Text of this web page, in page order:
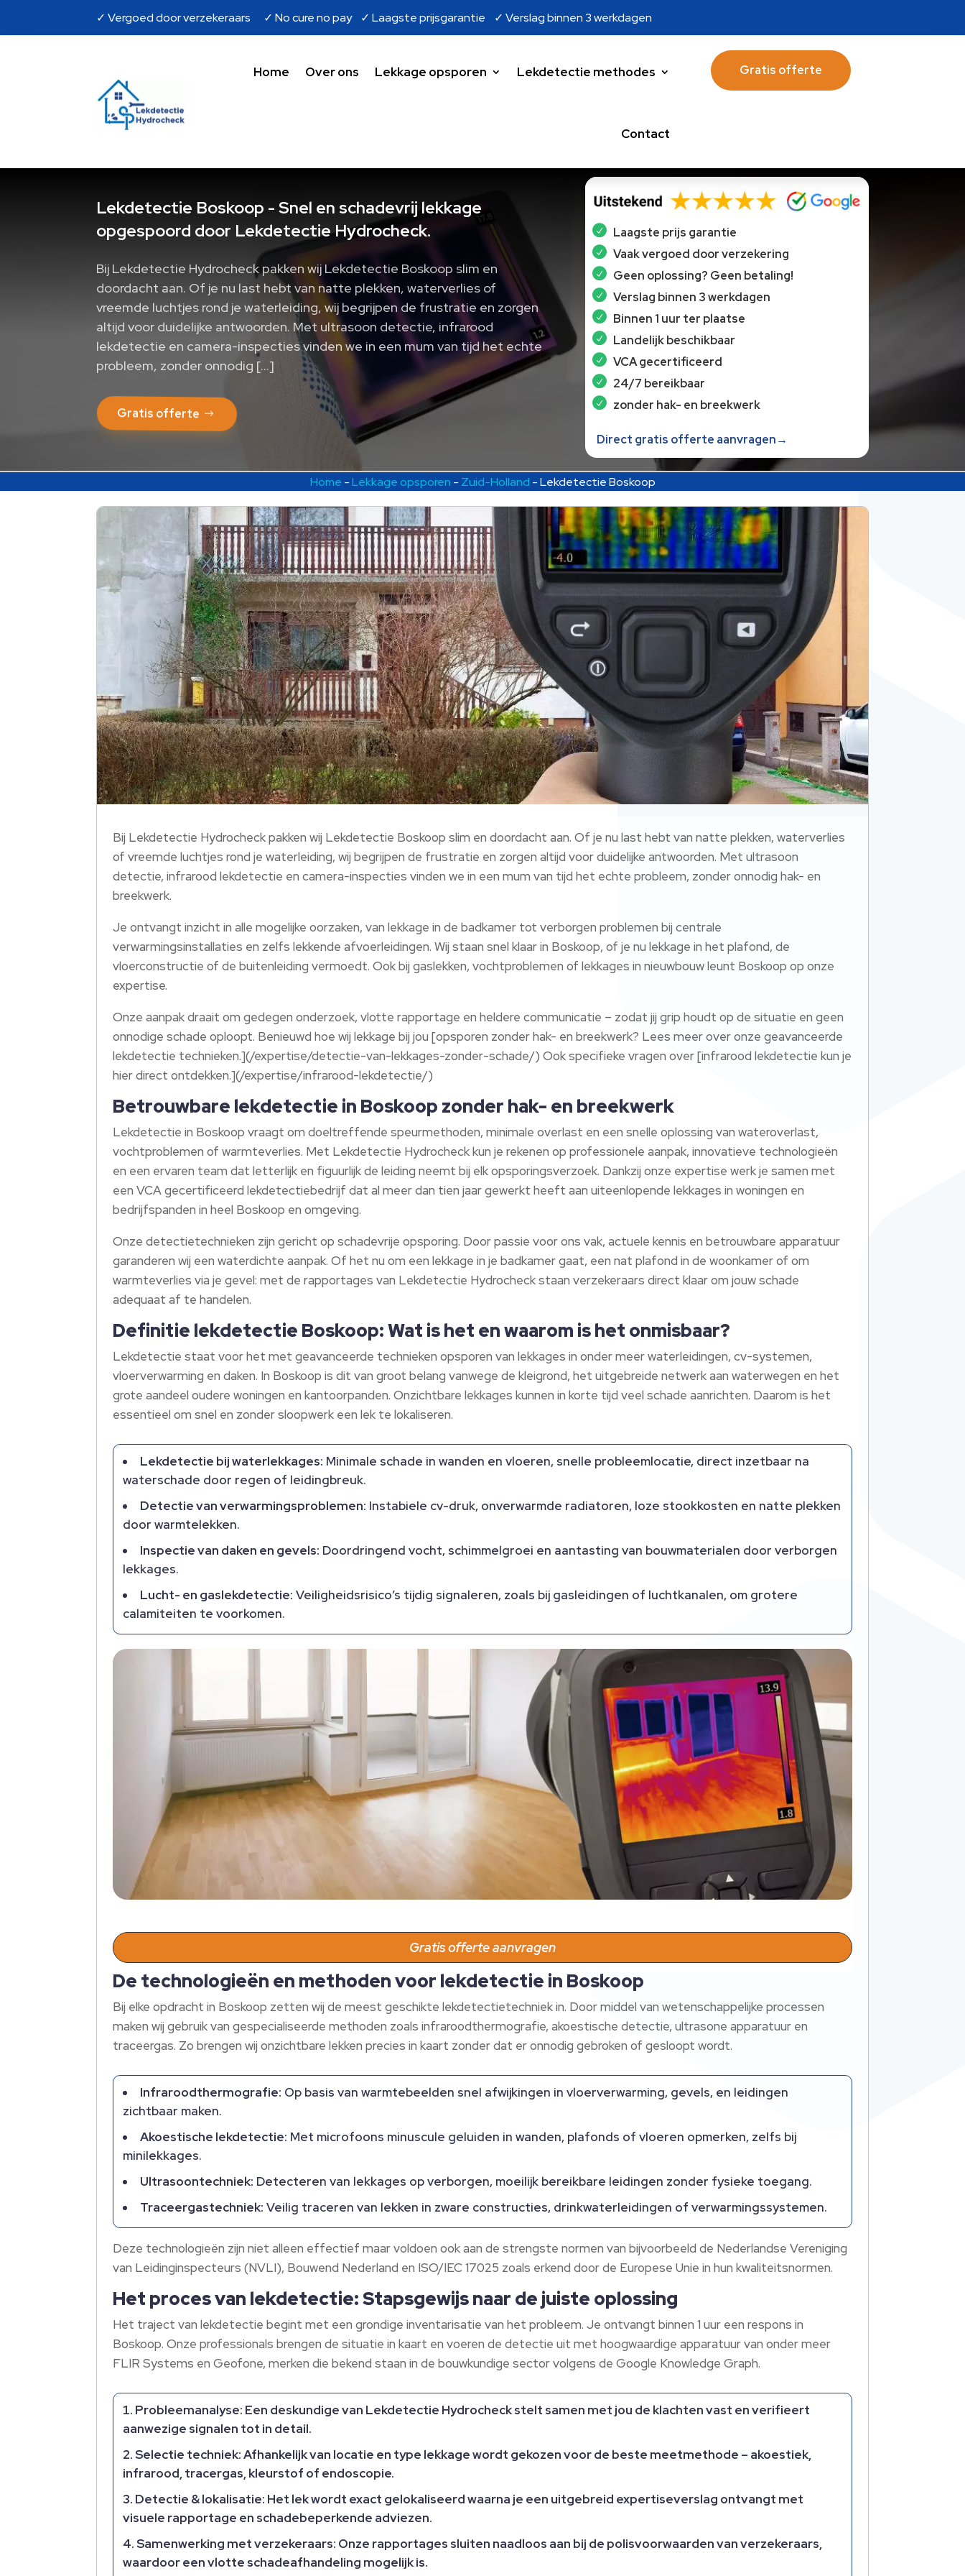
✓ Vergoed door verzekeraars ✓ No cure no pay ✓ Laagste prijsgarantie ✓ Verslag binnen 3 werkdagen
Home Over ons Lekkage opsporen Lekdetectie methodes
Contact
Gratis offerte
Lekdetectie Boskoop - Snel en schadevrij lekkage
opgespoord door Lekdetectie Hydrocheck.
Bij Lekdetectie Hydrocheck pakken wij Lekdetectie Boskoop slim en
doordacht aan.​ Of je nu last hebt van natte plekken, waterverlies of
vreemde luchtjes rond je waterleiding, wij begrijpen de frustratie en zorgen
altijd voor duidelijke antwoorden.​ Met ultrasoon detectie, infrarood
lekdetectie en camera-inspecties vinden we in een mum van tijd het echte
probleem, zonder onnodig […]
Gratis offerte
Laagste prijs garantie
Vaak vergoed door verzekering
Geen oplossing? Geen betaling!
Verslag binnen 3 werkdagen
Binnen 1 uur ter plaatse
Landelijk beschikbaar
VCA gecertificeerd
24/7 bereikbaar
zonder hak- en breekwerk
Direct gratis offerte aanvragen→
Home -Lekkage opsporen - Zuid-Holland -Lekdetectie Boskoop
Bij Lekdetectie Hydrocheck pakken wij Lekdetectie Boskoop slim en doordacht aan.​ Of je nu last hebt van natte plekken, waterverlies
of vreemde luchtjes rond je waterleiding, wij begrijpen de frustratie en zorgen altijd voor duidelijke antwoorden.​ Met ultrasoon
detectie, infrarood lekdetectie en camera-inspecties vinden we in een mum van tijd het echte probleem, zonder onnodig hak- en
breekwerk.​
Je ontvangt inzicht in alle mogelijke oorzaken, van lekkage in de badkamer tot verborgen problemen bij centrale
verwarmingsinstallaties en zelfs lekkende afvoerleidingen.​ Wij staan snel klaar in Boskoop, of je nu lekkage in het plafond, de
vloerconstructie of de buitenleiding vermoedt.​ Ook bij gaslekken, vochtproblemen of lekkages in nieuwbouw leunt Boskoop op onze
expertise.​
Onze aanpak draait om gedegen onderzoek, vlotte rapportage en heldere communicatie – zodat jij grip houdt op de situatie en geen
onnodige schade oploopt.​ Benieuwd hoe wij lekkage bij jou [opsporen zonder hak- en breekwerk? Lees meer over onze geavanceerde
lekdetectie technieken.​](/expertise/detectie-van-lekkages-zonder-schade/) Ook specifieke vragen over [infrarood lekdetectie kun je
hier direct ontdekken.​](/expertise/infrarood-lekdetectie/)
Betrouwbare lekdetectie in Boskoop zonder hak- en breekwerk
Lekdetectie in Boskoop vraagt om doeltreffende speurmethoden, minimale overlast en een snelle oplossing van wateroverlast,
vochtproblemen of warmteverlies.​ Met Lekdetectie Hydrocheck kun je rekenen op professionele aanpak, innovatieve technologieën
en een ervaren team dat letterlijk en figuurlijk de leiding neemt bij elk opsporingsverzoek.​ Dankzij onze expertise werk je samen met
een VCA gecertificeerd lekdetectiebedrijf dat al meer dan tien jaar gewerkt heeft aan uiteenlopende lekkages in woningen en
bedrijfspanden in heel Boskoop en omgeving.​
Onze detectietechnieken zijn gericht op schadevrije opsporing.​ Door passie voor ons vak, actuele kennis en betrouwbare apparatuur
garanderen wij een waterdichte aanpak.​ Of het nu om een lekkage in je badkamer gaat, een nat plafond in de woonkamer of om
warmteverlies via je gevel: met de rapportages van Lekdetectie Hydrocheck staan verzekeraars direct klaar om jouw schade
adequaat af te handelen.​
Definitie lekdetectie Boskoop: Wat is het en waarom is het onmisbaar?
Lekdetectie staat voor het met geavanceerde technieken opsporen van lekkages in onder meer waterleidingen, cv-systemen,
vloerverwarming en daken.​ In Boskoop is dit van groot belang vanwege de kleigrond, het uitgebreide netwerk aan waterwegen en het
grote aandeel oudere woningen en kantoorpanden.​ Onzichtbare lekkages kunnen in korte tijd veel schade aanrichten.​ Daarom is het
essentieel om snel en zonder sloopwerk een lek te lokaliseren.​
Lekdetectie bij waterlekkages: Minimale schade in wanden en vloeren, snelle probleemlocatie, direct inzetbaar na
waterschade door regen of leidingbreuk.​
Detectie van verwarmingsproblemen: Instabiele cv-druk, onverwarmde radiatoren, loze stookkosten en natte plekken
door warmtelekken.​
Inspectie van daken en gevels: Doordringend vocht, schimmelgroei en aantasting van bouwmaterialen door verborgen
lekkages.​
Lucht- en gaslekdetectie: Veiligheidsrisico’s tijdig signaleren, zoals bij gasleidingen of luchtkanalen, om grotere
calamiteiten te voorkomen.​
Gratis offerte aanvragen
De technologieën en methoden voor lekdetectie in Boskoop
Bij elke opdracht in Boskoop zetten wij de meest geschikte lekdetectietechniek in.​ Door middel van wetenschappelijke processen
maken wij gebruik van gespecialiseerde methoden zoals infraroodthermografie, akoestische detectie, ultrasone apparatuur en
traceergas.​ Zo brengen wij onzichtbare lekken precies in kaart zonder dat er onnodig gebroken of gesloopt wordt.​
Infraroodthermografie: Op basis van warmtebeelden snel afwijkingen in vloerverwarming, gevels, en leidingen
zichtbaar maken.​
Akoestische lekdetectie: Met microfoons minuscule geluiden in wanden, plafonds of vloeren opmerken, zelfs bij
minilekkages.​
Ultrasoontechniek: Detecteren van lekkages op verborgen, moeilijk bereikbare leidingen zonder fysieke toegang.​
Traceergastechniek: Veilig traceren van lekken in zware constructies, drinkwaterleidingen of verwarmingssystemen.​
Deze technologieën zijn niet alleen effectief maar voldoen ook aan de strengste normen van bijvoorbeeld de Nederlandse Vereniging
van Leidinginspecteurs (NVLI), Bouwend Nederland en ISO/IEC 17025 zoals erkend door de Europese Unie in hun kwaliteitsnormen.​
Het proces van lekdetectie: Stapsgewijs naar de juiste oplossing
Het traject van lekdetectie begint met een grondige inventarisatie van het probleem.​ Je ontvangt binnen 1 uur een respons in
Boskoop.​ Onze professionals brengen de situatie in kaart en voeren de detectie uit met hoogwaardige apparatuur van onder meer
FLIR Systems en Geofone, merken die bekend staan in de bouwkundige sector volgens de Google Knowledge Graph.​
Probleemanalyse: Een deskundige van Lekdetectie Hydrocheck stelt samen met jou de klachten vast en verifieert
aanwezige signalen tot in detail.​
Selectie techniek:Afhankelijk van locatie en type lekkage wordt gekozen voor de beste meetmethode – akoestiek,
infrarood, tracergas, kleurstof of endoscopie.​
Detectie & lokalisatie: Het lek wordt exact gelokaliseerd waarna je een uitgebreid expertiseverslag ontvangt met
visuele rapportage en schadebeperkende adviezen.​
Samenwerking met verzekeraars: Onze rapportages sluiten naadloos aan bij de polisvoorwaarden van verzekeraars,
waardoor een vlotte schadeafhandeling mogelijk is.​